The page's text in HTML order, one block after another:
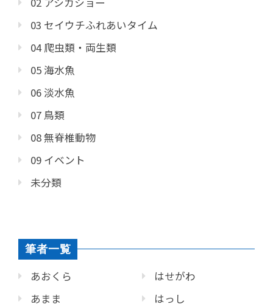
03 セイウチふれあいタイム
04 爬虫類・両生類
05 海水魚
06 淡水魚
07 鳥類
08 無脊椎動物
09 イベント
未分類
筆者一覧
あおくら
あまま
はせがわ
はっし